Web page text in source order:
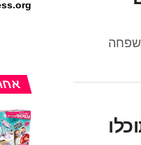
המשפחה